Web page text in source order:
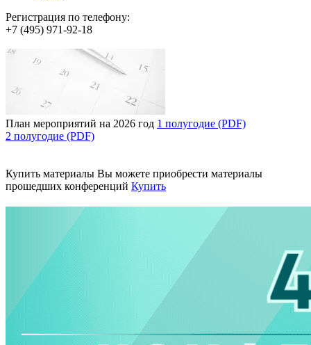
Регистрация по телефону:
+7 (495) 971-92-18
План мероприятий на 2026 год 1 полугодие (PDF)
2 полугодие (PDF)
Купить материалы Вы можете приобрести материалы
прошедших конференций Купить